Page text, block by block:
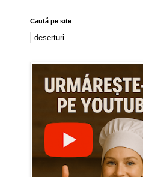
Caută pe site